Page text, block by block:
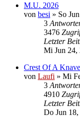
M.U. 2026
von besi » So
3
3476
Letzter
Mi Jun 24,
Crest Of A
von Laufi » Mi
3
4910
Letzter
Do Jun